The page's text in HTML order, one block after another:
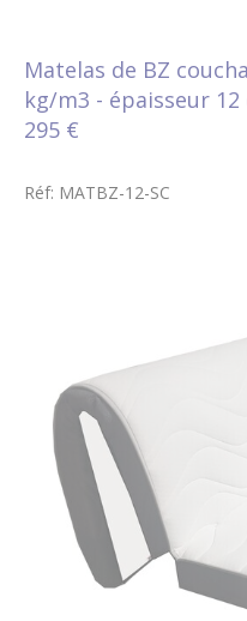
Matelas de BZ
kg/m3 - épaisseur 12
295 €
Réf: MATBZ-12-SC